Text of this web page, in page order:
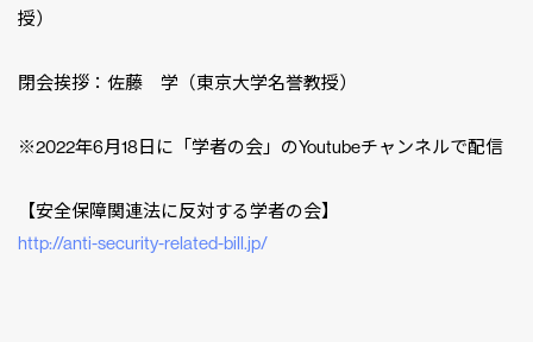
授）
閉会挨拶：佐藤 学（東京大学名誉教授）
※2022年6月18日に「学者の会」のYoutubeチャンネルで配信
【安全保障関連法に反対する学者の会】
http://anti-security-related-bill.jp/